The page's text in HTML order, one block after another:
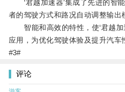
‘君越加速器’集成了先进的智
者的驾驶方式和路况自动调整输出
智能和高效的特性，使‘君越加
应用，为优化驾驶体验及提升汽车
#3#
评论